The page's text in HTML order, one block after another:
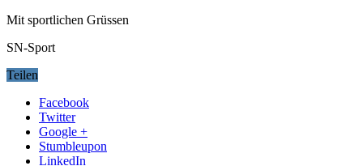
Mit sportlichen Grüssen
SN-Sport
Teilen
Facebook
Twitter
Google +
Stumbleupon
LinkedIn